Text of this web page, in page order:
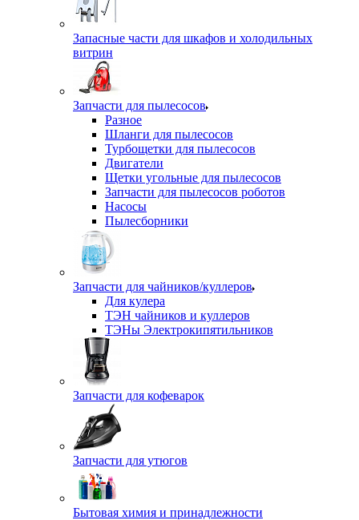
Запасные части для шкафов и холодильных
витрин
Запчасти для пылесосов
Разное
Шланги для пылесосов
Турбощетки для пылесосов
Двигатели
Щетки угольные для пылесосов
Запчасти для пылесосов роботов
Насосы
Пылесборники
Запчасти для чайников/куллеров
Для кулера
ТЭН чайников и куллеров
ТЭНы Электрокипятильников
Запчасти для кофеварок
Запчасти для утюгов
Бытовая химия и принадлежности